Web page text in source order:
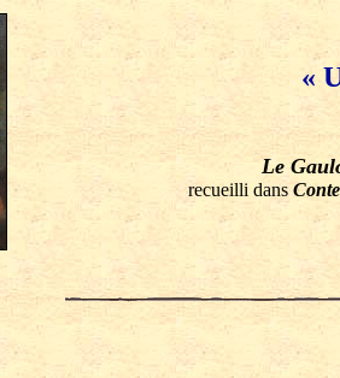
«
Le
recueilli dans